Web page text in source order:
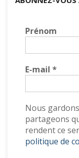
Prénom
E-mail *
Nous
partageons
rendent ce
politique de